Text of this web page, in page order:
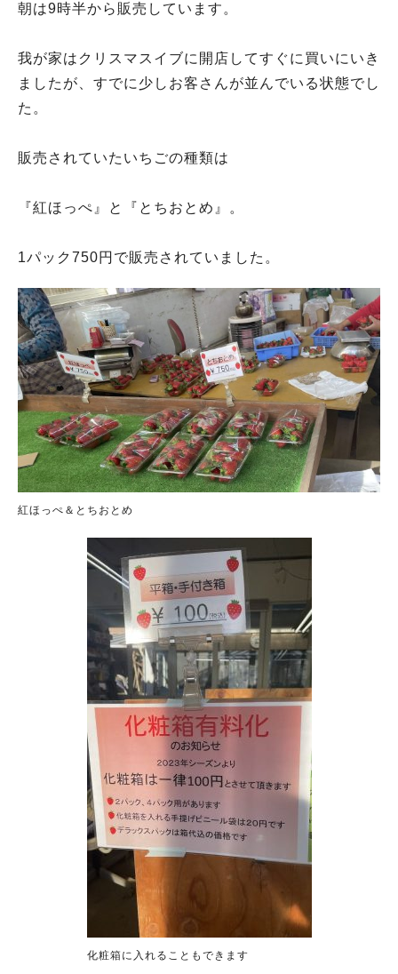
朝は9時半から販売しています。
我が家はクリスマスイブに開店してすぐに買いにいき
ましたが、すでに少しお客さんが並んでいる状態でし
た。
販売されていたいちごの種類は
『紅ほっぺ』と『とちおとめ』。
1パック750円で販売されていました。
紅ほっぺ＆とちおとめ
化粧箱に入れることもできます